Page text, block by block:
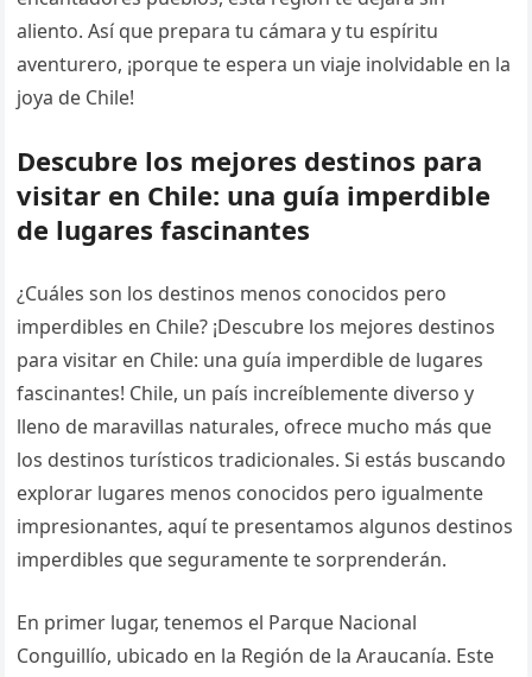
aliento. Así que prepara tu cámara y tu espíritu
aventurero, ¡porque te espera un viaje inolvidable en la
joya de Chile!
Descubre los mejores destinos para
visitar en Chile: una guía imperdible
de lugares fascinantes
¿Cuáles son los destinos menos conocidos pero
imperdibles en Chile? ¡Descubre los mejores destinos
para visitar en Chile: una guía imperdible de lugares
fascinantes! Chile, un país increíblemente diverso y
lleno de maravillas naturales, ofrece mucho más que
los destinos turísticos tradicionales. Si estás buscando
explorar lugares menos conocidos pero igualmente
impresionantes, aquí te presentamos algunos destinos
imperdibles que seguramente te sorprenderán.
En primer lugar, tenemos el Parque Nacional
Conguillío, ubicado en la Región de la Araucanía. Este